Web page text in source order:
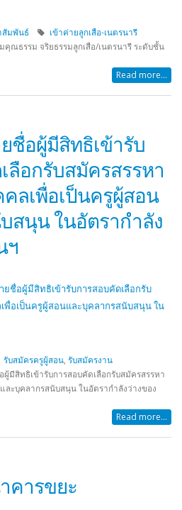
สัมพันธ์
เข้าค่ายลูกเสือ-เนตรนารี
คุณธรรม จริยธรรมลูกเสือ/เนตรนารี ระดับชั้น
Read more...
ชื่อผู้มีสิทธิเข้ารับ
ลือกรับสมัครสรรหา
ลเพื่อเป็นครูผู้สอน
สนุน ในอัตรากำลัง
ฯ
ยชื่อผู้มีสิทธิเข้ารับการสอบคัดเลือกรับ
พื่อเป็นครูผู้สอนและบุคลากรสนับสนุน ใน
รับสมัครครูผู้สอน ,รับสมัครงาน
ผู้มีสิทธิเข้ารับการสอบคัดเลือกรับสมัครสรรหา
ละบุคลากรสนับสนุน ในอัตรากำลังว่างของ
Read more...
คารขยะ